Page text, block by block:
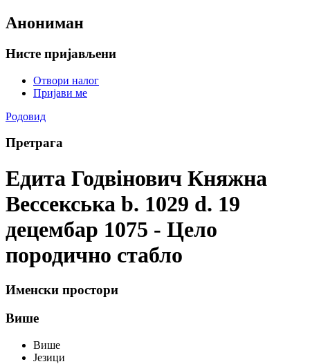
Анониман
Нисте пријављени
Отвори налог
Пријави ме
Родовид
Претрага
Едита Годвінович Княжна
Вессекська b. 1029 d. 19
децембар 1075 - Цело
породично стабло
Именски простори
Више
Више
Језици